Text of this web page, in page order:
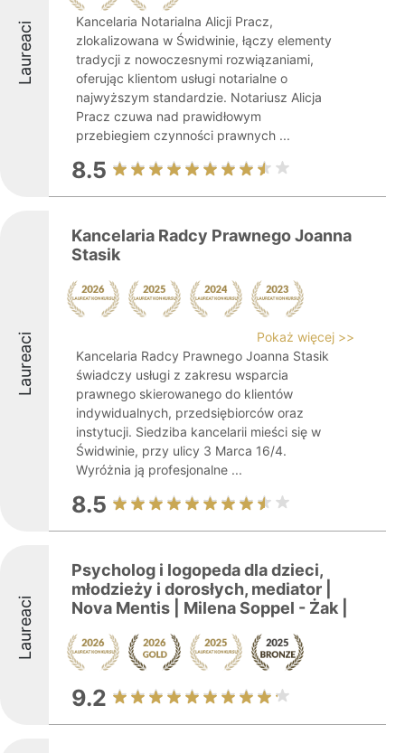
Laureaci
Kancelaria Notarialna Alicji Pracz,
zlokalizowana w Świdwinie, łączy elementy
tradycji z nowoczesnymi rozwiązaniami,
oferując klientom usługi notarialne o
najwyższym standardzie. Notariusz Alicja
Pracz czuwa nad prawidłowym
przebiegiem czynności prawnych ...
8.5
Laureaci
Kancelaria Radcy Prawnego Joanna
Stasik
Pokaż więcej >>
Kancelaria Radcy Prawnego Joanna Stasik
świadczy usługi z zakresu wsparcia
prawnego skierowanego do klientów
indywidualnych, przedsiębiorców oraz
instytucji. Siedziba kancelarii mieści się w
Świdwinie, przy ulicy 3 Marca 16/4.
Wyróżnia ją profesjonalne ...
8.5
Laureaci
Psycholog i logopeda dla dzieci,
młodzieży i dorosłych, mediator |
Nova Mentis | Milena Soppel - Żak |
9.2